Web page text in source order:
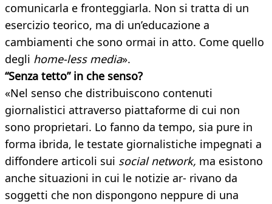
comunicarla e fronteggiarla. Non si tratta di un
esercizio teorico, ma di un’educazione a
cambiamenti che sono ormai in atto. Come quello
degli home-less media».
“Senza tetto” in che senso?
«Nel senso che distribuiscono contenuti
giornalistici attraverso piattaforme di cui non
sono proprietari. Lo fanno da tempo, sia pure in
forma ibrida, le testate giornalistiche impegnati a
diffondere articoli sui social network, ma esistono
anche situazioni in cui le notizie ar- rivano da
soggetti che non dispongono neppure di una